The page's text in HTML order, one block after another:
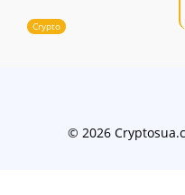
Crypto
© 2026